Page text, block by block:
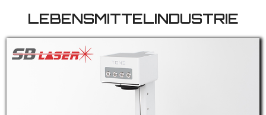
LEBENSMITTELINDUSTRIE